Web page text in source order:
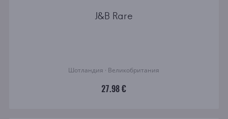
J&B Rare
Шотландия · Великобритания
27.98 €